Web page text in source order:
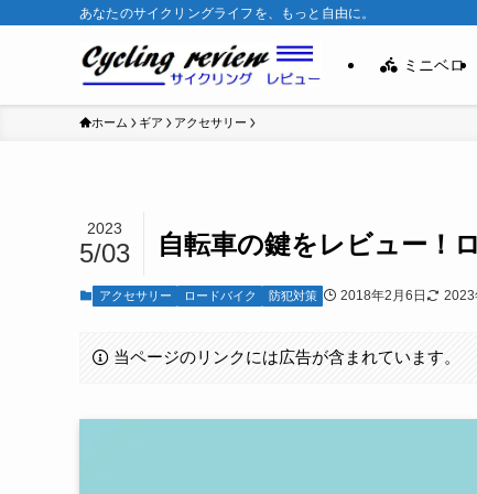
あなたのサイクリングライフを、もっと自由に。
ミニベロ
ホーム ギア アクセサリー
自転車の鍵をレビュー！
2023
5/03
アクセサリー ロードバイク 防犯対策 2018年2月6日 2023
当ページのリンクには広告が含まれています。